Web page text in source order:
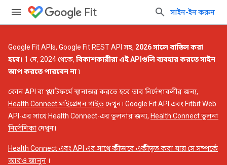
Fit সাইন-ইন করুন
Google Fit APIs, Google Fit REST API সহ, 2026 সালে বাতিল করা
হবে। 1 মে, 2024 থেকে, বিকাশকারীরা এই APIগুলি ব্যবহার করতে সাইন
আপ করতে পারবেন না ৷
কোন API বা প্ল্যাটফর্মে স্থানান্তর করতে হবে তার নির্দেশাবলীর জন্য,
Health Connect মাইগ্রেশন গাইডদেখুন। Google Fit API এবং Fitbit Web
API-এর সাথে Health Connect-এর তুলনার জন্য, Health Connect তুলনা
নির্দেশিকাদেখুন।
Health Connect এবং API এর সাথে কীভাবে একীভূত করা যায় সে সম্পর্কে
আরও জানুন ।